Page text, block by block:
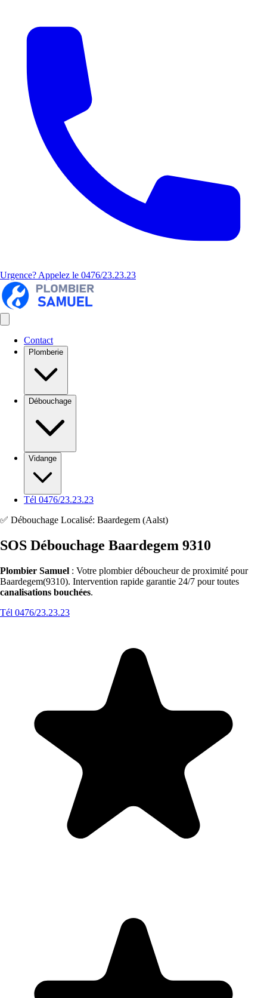
Urgence? Appelez le 0476/23.23.23
Contact
Plomberie
Débouchage
Vidange
Tél 0476/23.23.23
✅ Débouchage Localisé: Baardegem (Aalst)
SOS Débouchage Baardegem 9310
Plombier Samuel : Votre plombier déboucheur de proximité pour
Baardegem(9310). Intervention rapide garantie 24/7 pour toutes
canalisations bouchées.
Tél 0476/23.23.23